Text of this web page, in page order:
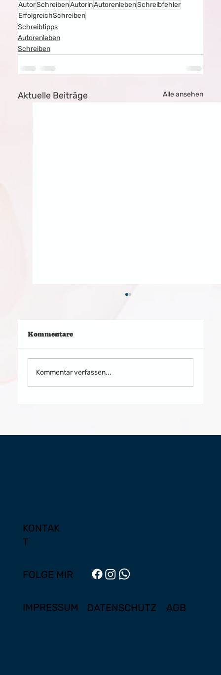
AutorSchreibenAutorinAutorenlebenSchreibfehler
ErfolgreichSchreiben
Schreibtipps
Autorenleben
Schreiben
Aktuelle Beiträge Alle ansehen
Kommentare
Kommentar verfassen...
KONTAK
T
FOLGE MIR
IMPRESSUM DATENSCHUTZ AGB